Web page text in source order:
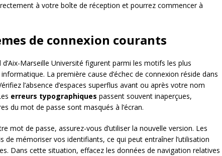
à votre boîte de réception et pourrez commencer à
de connexion courants
Marseille Université figurent parmi les motifs les plus
La première cause d’échec de connexion réside dans
l’absence d’espaces superflus avant ou après votre nom
erreurs typographiques passent souvent inaperçues,
du mot de passe sont masqués à l’écran.
mot de passe, assurez-vous d’utiliser la nouvelle version. Les
de mémoriser vos identifiants, ce qui peut entraîner l’utilisation
Dans cette situation, effacez les données de navigation relatives